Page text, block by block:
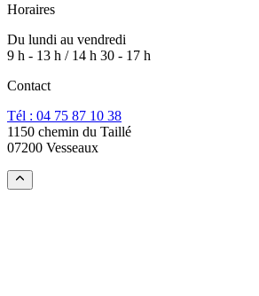
Horaires
Du lundi au vendredi
9 h - 13 h / 14 h 30 - 17 h
Contact
Tél : 04 75 87 10 38
1150 chemin du Taillé
07200 Vesseaux